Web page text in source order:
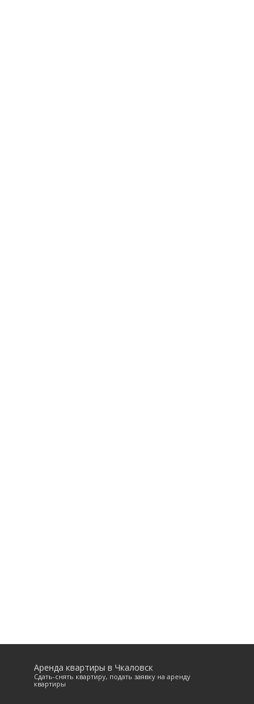
Аренда квартиры в Чкаловск
Сдать-снять квартиру, подать заявку на аренду
квартиры